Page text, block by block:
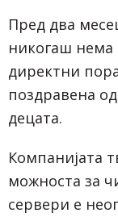
Пред два
никогаш нема
директни
поздравена
децата.
Компанијата
можноста за
сервери е